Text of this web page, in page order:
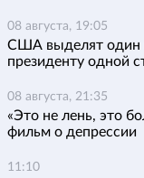
08 августа, 19:05
США выделят один
президенту одной
08 августа, 21:35
«Это не лень, это
фильм о депрессии
11:10